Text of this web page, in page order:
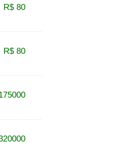
R$ 80
R$ 80